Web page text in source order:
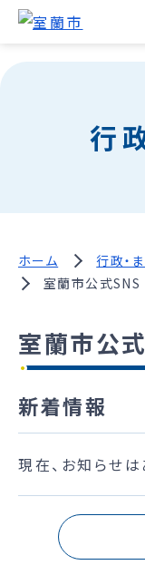
行
ホーム 行政・
室蘭市公式SNS
室蘭市公
新着情報
現在、お知らせは